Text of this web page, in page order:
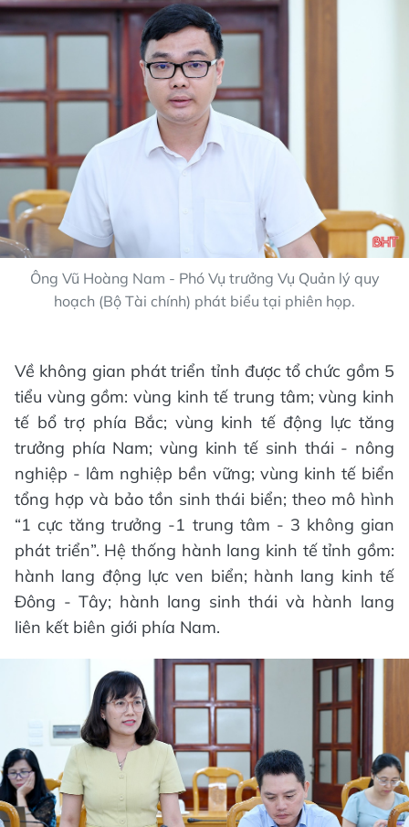
Ông Vũ Hoàng Nam - Phó Vụ trưởng Vụ Quản lý quy
hoạch (Bộ Tài chính) phát biểu tại phiên họp.
Về không gian phát triển tỉnh được tổ chức gồm 5
tiểu vùng gồm: vùng kinh tế trung tâm; vùng kinh
tế bổ trợ phía Bắc; vùng kinh tế động lực tăng
trưởng phía Nam; vùng kinh tế sinh thái - nông
nghiệp - lâm nghiệp bền vững; vùng kinh tế biển
tổng hợp và bảo tồn sinh thái biển; theo mô hình
“1 cực tăng trưởng -1 trung tâm - 3 không gian
phát triển”. Hệ thống hành lang kinh tế tỉnh gồm:
hành lang động lực ven biển; hành lang kinh tế
Đông - Tây; hành lang sinh thái và hành lang
liên kết biên giới phía Nam.